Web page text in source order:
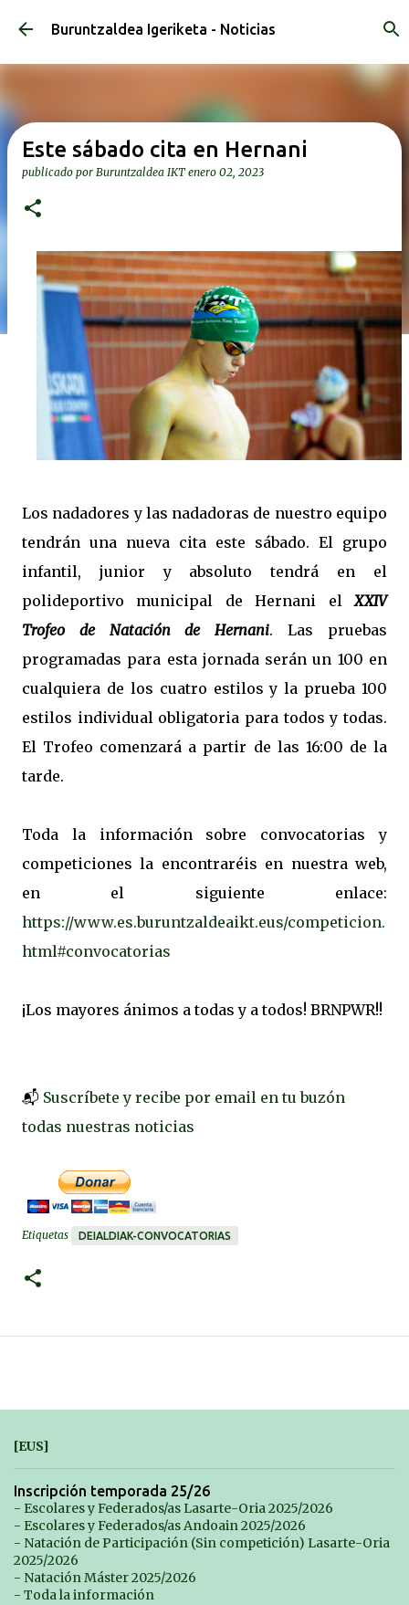
Ir al contenido principal
Buruntzaldea Igeriketa - Noticias
Este sábado cita en Hernani
publicado por Buruntzaldea IKT enero 02, 2023
Los nadadores y las nadadoras de nuestro equipo
tendrán una nueva cita este sábado. El grupo
infantil, junior y absoluto tendrá en el
polideportivo municipal de Hernani elXXIV
Trofeo de Natación de Hernani. Las pruebas
programadas para esta jornada serán un 100 en
cualquiera de los cuatro estilos y la prueba 100
estilos individual obligatoria para todos y todas.
El Trofeo comenzará a partir de las 16:00 de la
tarde.
Toda la información sobre convocatorias y
competiciones la encontraréis en nuestra web,
en el siguiente enlace:
https://www.es.buruntzaldeaikt.eus/competicion.
html#convocatorias
¡Los mayores ánimos a todas y a todos! BRNPWR!!
📬 Suscríbete y recibe por email en tu buzón
todas nuestras noticias
Etiquetas DEIALDIAK-CONVOCATORIAS
[EUS]
Inscripción temporada 25/26
- Escolares y Federados/as Lasarte-Oria 2025/2026
- Escolares y Federados/as Andoain 2025/2026
- Natación de Participación (Sin competición) Lasarte-Oria
2025/2026
- Natación Máster 2025/2026
- Toda la información